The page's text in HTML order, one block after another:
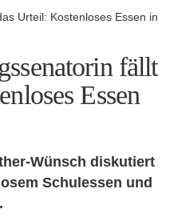
Urteil: Kostenloses Essen in
fällt
Essen
Wünsch diskutiert
Schulessen und